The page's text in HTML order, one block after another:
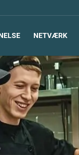
NETVÆRK